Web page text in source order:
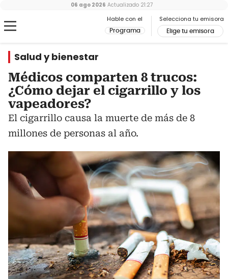
Hable con el
Programa
Selecciona tu emisora
Elige tu emisora
06 ago 2026 Actualizado 21:27
Salud y bienestar
Médicos comparten 8 trucos:
¿Cómo dejar el cigarrillo y los
vapeadores?
El cigarrillo causa la muerte de más de 8
millones de personas al año.